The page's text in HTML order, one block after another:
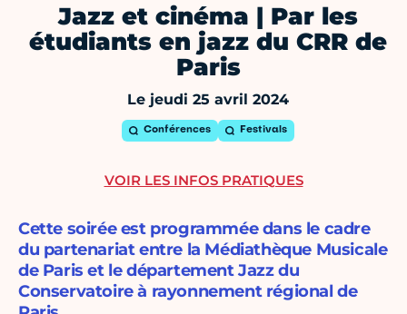
Jazz et cinéma | Par les
étudiants en jazz du CRR de
Paris
Le jeudi 25 avril 2024
Conférences Festivals
Cette soirée est programmée dans le cadre
du partenariat entre la Médiathèque Musicale
de Paris et le département Jazz du
Conservatoire à rayonnement régional de
VOIR LES INFOS PRATIQUES